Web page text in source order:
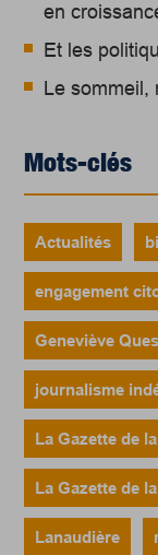
en
Et les
Le sommeil,
Mots-clés
Actualités
engagement
Geneviève
journalisme
La Gazette de
La Gazette de
Lanaudière